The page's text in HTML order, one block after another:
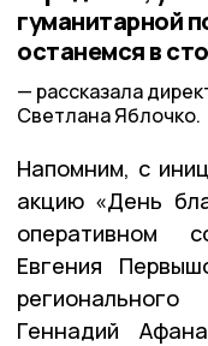
гуманитарной
останемся в
рассказала
Светлана Яблочко.
Напомним, с
акцию «День
оперативном
Евгения
Геннадий